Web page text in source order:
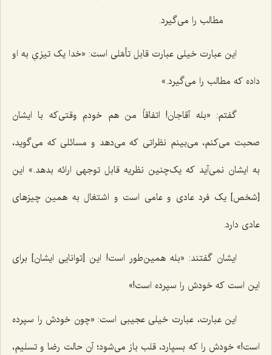
مطالب را می‌گیرد.
این عبارت خیلی عبارت قابل تأمّلی است: «خدا یک تیزیِ به او
داده که مطالب را می‌گیرد.»
گفتم: «بله آقاجان! اتفاقاً من هم خودم وقتی‌که با ایشان
صحبت می‌کنم، می‌بینم نظراتی که می‌دهد و مسائلی که می‌‌گوید،
به ایشان نمی‌آید که یک‌چنین‌ نظریه قابل توجهی ارائه بدهد.» این
[شخص] یک فرد عادی و عامی است و اشتغال به همین چیزهای
عادی دارد.
ایشان گفتند: «بله همین‌طور است! این [توانایی ایشان] برای
این است که خودش را سپرده است!»
این عبارت، عبارت خیلی عجیبی است: «چون خودش را سپرده
است!» خودش را که بسپارد، قلب باز می‌شود؛ آن حالت رضا و تسلیم،